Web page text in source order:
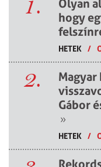
1.
Olyan
hogy
HETEK /
2.
Gábor
»
HETEK /